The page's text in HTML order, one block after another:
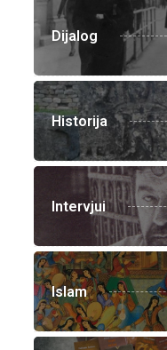
Dijalog
Historija
Intervjui
Islam